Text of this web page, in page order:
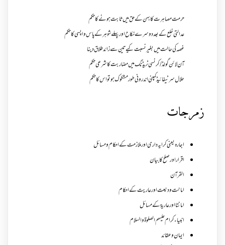
حرمت مصاہرت کا بہن کے حق میں ثابت ہونے کا حکم
عدالتی خلع کے بعد دوسرے نکاح اور پہلے شوہر کے پاس واپسی کا حکم
غصہ کی حالت میں بغیر نسبت کیے تین سے زائد طلاق دینا
آن لائن گولڈ /کرنسی ٹریڈنگ میں مضاربت کا شرعی حکم
حلال سرٹیفائیڈ کمپنی اندرونی طور مشکوک ہو تو اس کا حکم
زمرجات
اجارہ یعنی کرایہ داری اور ملازمت کے احکام و مسائل
اقرار اور صلح کا بیان
القرآن
امانت ودیعت اورعاریت کے احکام
امانتا اور عاریة کے مسائل
انبیاء کرام علیہم الصلوۃ والسلام
ایمان وعقائد